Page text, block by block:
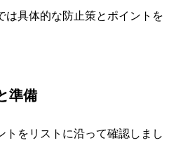
は具体的な防止策とポイントを
準備
トをリストに沿って確認しまし